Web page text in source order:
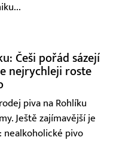
Češi pořád sázejí
nejrychleji roste
piva na Rohlíku
Ještě zajímavější je
nealkoholické pivo